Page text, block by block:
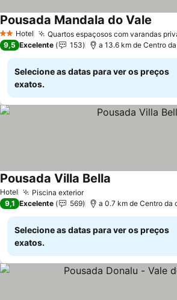
2 Estrelas
Hotel Quartos espaçosos com varandas
Pousada Mandala do Vale
9,5 Excelente 153 a 13.6 km de Centro
Selecione as datas para ver os preços
exatos.
Hotel Piscina exterior
Pousada Villa Bella
9,1 Excelente 569 a 0.7 km de Centro da
Selecione as datas para ver os preços
exatos.